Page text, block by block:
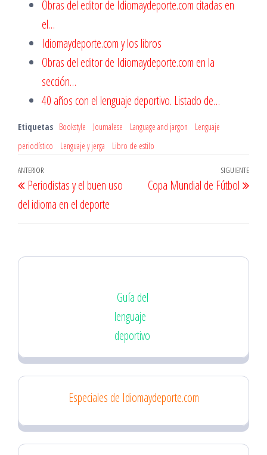
Obras del editor de Idiomaydeporte.com citadas en
el…
Idiomaydeporte.com y los libros
Obras del editor de Idiomaydeporte.com en la
sección…
40 años con el lenguaje deportivo. Listado de…
Etiquetas Bookstyle Journalese Language and jargon
Lenguaje
periodístico
Lenguaje y jerga Libro de estilo
Navegación
de
entradas
Entrada
anterior
ANTERIOR
Periodistas y el buen uso
del idioma en el deporte
SIGUIENTE
Copa Mundial de Fútbol
Guía del
lenguaje
deportivo
Especiales de Idiomaydeporte.com